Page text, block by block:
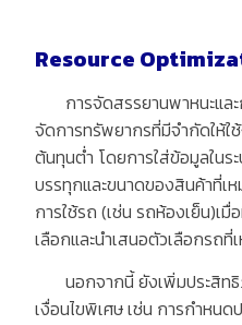
Resource
การจัดสรรยานพาหนะและ
จัดการทรัพยากรที่มีจำกัดให้ใ
ต้นทุนต่ำ โดยการใส่ข้อมูลในร
บรรทุกและขนาดของสินค้าที่เ
การใช้รถ (เช่น รถห้องเย็น)เมื่
เลือกและนำเสนอตัวเลือกรถที่
นอกจากนี้ ยังเพิ่มประสิทธิ
เงื่อนไขพิเศษ เช่น การกำหน